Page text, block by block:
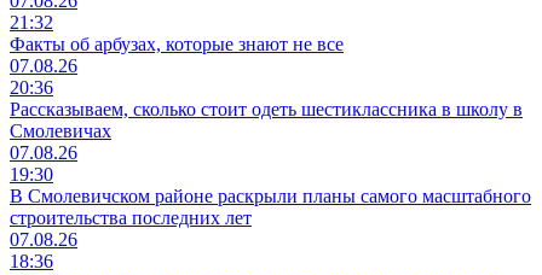
21:32
Факты об арбузах, которые знают не все
07.08.26
20:36
Рассказываем, сколько стоит одеть шестиклассника в школу в
Смолевичах
07.08.26
19:30
В Смолевичском районе раскрыли планы самого масштабного
строительства последних лет
07.08.26
18:36